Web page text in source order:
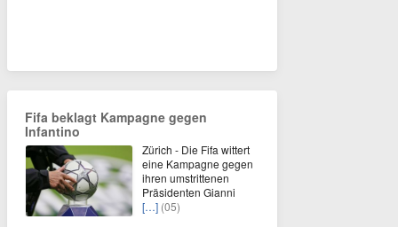
Fifa beklagt Kampagne gegen
Infantino
Zürich - Die Fifa wittert
eine Kampagne gegen
ihren umstrittenen
Präsidenten Gianni
[…] (05)